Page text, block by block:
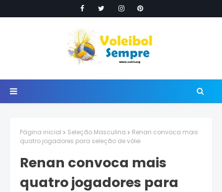
Página inicial Seleção Masculina
Renan convoca mais
quatro jogadores para seleção de vôlei
Renan convoca mais
quatro jogadores para